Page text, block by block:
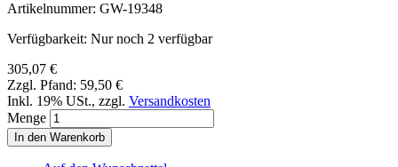
Artikelnummer: GW-19348
Verfügbarkeit: Nur noch 2 verfügbar
305,07 €
Zzgl. Pfand: 59,50 €
Inkl. 19% USt., zzgl. Versandkosten
Menge
In den Warenkorb